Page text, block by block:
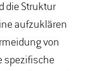
die Struktur
aufzuklären
von
spezifische